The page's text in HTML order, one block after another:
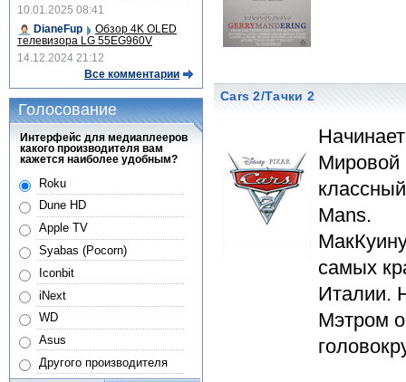
Cars 2/Тачки 2
Мировой
Mans.
самых
Италии.
Мэтром
10.01.2025 08:41
DianeFup
Обзор 4K OLED
телевизора LG 55EG960V
14.12.2024 21:12
Все комментарии
Голосование
Интерфейс для медиаплееров
какого производителя вам
кажется наиболее удобным?
Roku
Dune HD
Apple TV
Syabas (Pocorn)
Iconbit
iNext
WD
Asus
Другого производителя